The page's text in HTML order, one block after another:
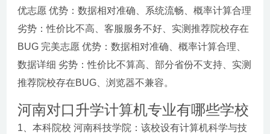
优志愿 优势：数据相对准确、系统流畅、概率计算合理
劣势：性价比不高、客服服务不好、实测推荐院校存在
BUG 完美志愿 优势：数据相对准确、概率计算合理、
数据详细 劣势：性价比不算高、部分省份不支持、实测
推荐院校存在BUG、浏览器不兼容。
河南对口升学计算机专业有哪些学校
1、本科院校 河南科技学院：该校设有计算机科学与技